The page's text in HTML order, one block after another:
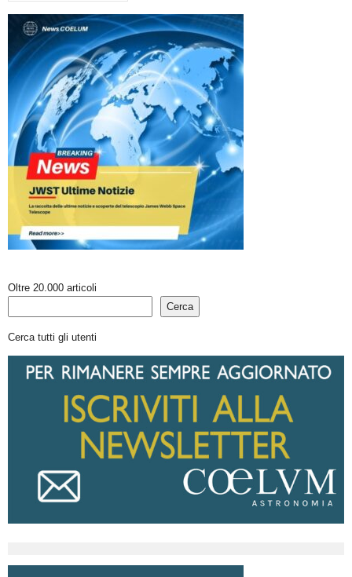
Oltre 20.000 articoli
Cerca
Cerca tutti gli utenti